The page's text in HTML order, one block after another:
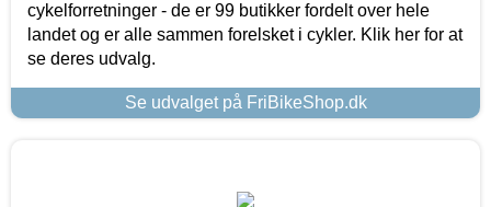
cykelforretninger - de er 99 butikker fordelt over hele
landet og er alle sammen forelsket i cykler. Klik her for at
se deres udvalg.
Se udvalget på FriBikeShop.dk